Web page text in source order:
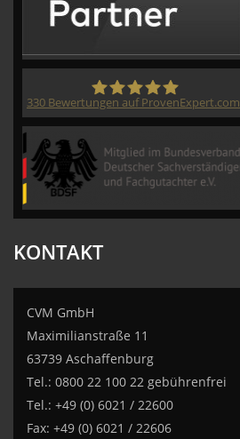
330 Bewertungen auf ProvenExpert.com
KONTAKT
CVM GmbH
Maximilianstraße 11
63739 Aschaffenburg
Tel.: 0800 22 100 22 gebührenfrei
Tel.: +49 (0) 6021 / 22600
Fax: +49 (0) 6021 / 22606